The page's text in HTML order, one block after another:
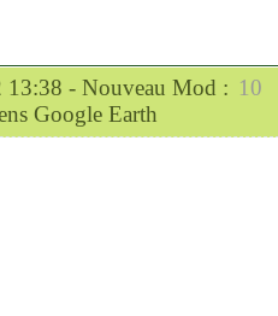
10
13:38 - Nouveau Mod :
Google Earth